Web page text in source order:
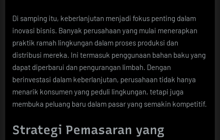
Di samping itu, keberlanjutan menjadi fokus penting dalam
inovasi bisnis. Banyak perusahaan yang mulai menerapkan
praktik ramah lingkungan dalam proses produksi dan
distribusi mereka. Ini termasuk penggunaan bahan baku yang
dapat diperbarui dan pengurangan limbah. Dengan
berinvestasi dalam keberlanjutan, perusahaan tidak hanya
menarik konsumen yang peduli lingkungan, tetapi juga
membuka peluang baru dalam pasar yang semakin kompetitif.
Strategi Pemasaran yang